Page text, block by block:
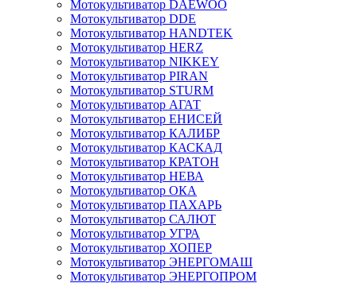
Мотокультиватор DAEWOO
Мотокультиватор DDE
Мотокультиватор HANDTEK
Мотокультиватор HERZ
Мотокультиватор NIKKEY
Мотокультиватор PIRAN
Мотокультиватор STURM
Мотокультиватор АГАТ
Мотокультиватор ЕНИСЕЙ
Мотокультиватор КАЛИБР
Мотокультиватор КАСКАД
Мотокультиватор КРАТОН
Мотокультиватор НЕВА
Мотокультиватор ОКА
Мотокультиватор ПАХАРЬ
Мотокультиватор САЛЮТ
Мотокультиватор УГРА
Мотокультиватор ХОПЕР
Мотокультиватор ЭНЕРГОМАШ
Мотокультиватор ЭНЕРГОПРОМ